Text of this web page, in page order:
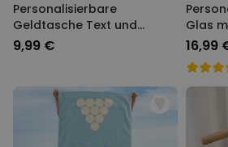
Personalisierbare
Geldtasche Text und
Symbol
9,99 €
Glas
16,99